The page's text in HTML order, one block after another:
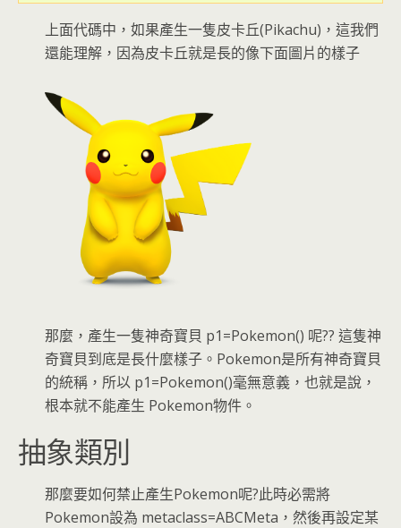
上面代碼中，如果產生一隻皮卡丘(Pikachu)，這我們
還能理解，因為皮卡丘就是長的像下面圖片的樣子
那麼，產生一隻神奇寶貝 p1=Pokemon() 呢?? 這隻神
奇寶貝到底是長什麼樣子。Pokemon是所有神奇寶貝
的統稱，所以 p1=Pokemon()毫無意義，也就是說，
根本就不能產生 Pokemon物件。
抽象類別
那麼要如何禁止產生Pokemon呢?此時必需將
Pokemon設為 metaclass=ABCMeta，然後再設定某